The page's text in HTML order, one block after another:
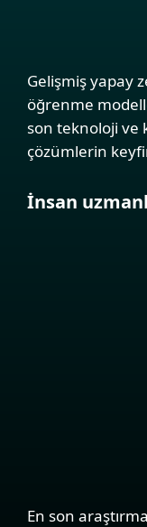
Gelişmiş yapay
öğrenme
son teknoloji ve
çözümlerin
İnsan
En son